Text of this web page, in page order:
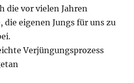
die vor vielen Jahren
die eigenen Jungs für uns zu
Verjüngungsprozess